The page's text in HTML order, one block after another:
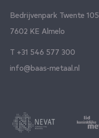
Bedrijvenpark Twente 105
7602 KE Almelo
T +31 546 577 300
info@baas-metaal.nl